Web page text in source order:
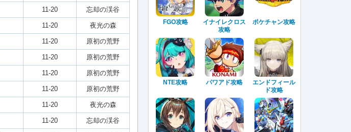
11-20 忘却の渓谷
11-20 夜光の森
11-20 原初の荒野
11-20 原初の荒野
11-20 原初の荒野
11-20 原初の荒野
11-20 夜光の森
11-20 忘却の渓谷
FGO攻略
イナイレクロス
攻略
ポケチャン攻略
NTE攻略 パワアド攻略
エンドフィール
ド攻略